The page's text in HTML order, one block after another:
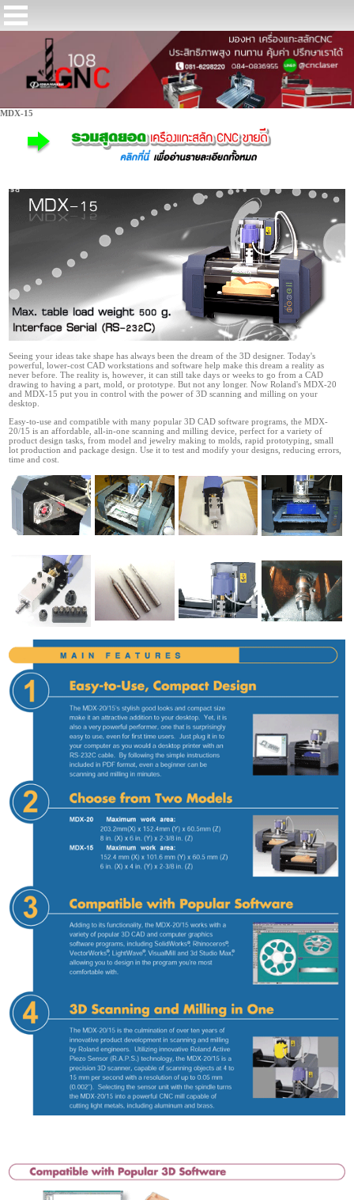
MDX-15
Seeing your ideas take shape has always been the dream of the 3D designer. Today's
powerful, lower-cost CAD workstations and software help make this dream a reality as
never before. The reality is, however, it can still take days or weeks to go from a CAD
drawing to having a part, mold, or prototype. But not any longer. Now Roland's MDX-20
and MDX-15 put you in control with the power of 3D scanning and milling on your
desktop.
Easy-to-use and compatible with many popular 3D CAD software programs, the MDX-
20/15 is an affordable, all-in-one scanning and milling device, perfect for a variety of
product design tasks, from model and jewelry making to molds, rapid prototyping, small
lot production and package design. Use it to test and modify your designs, reducing errors,
time and cost.